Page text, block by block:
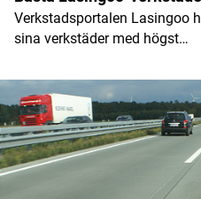
E-postadress *
Verkstadsportalen Lasingoo
sina verkstäder med högst…